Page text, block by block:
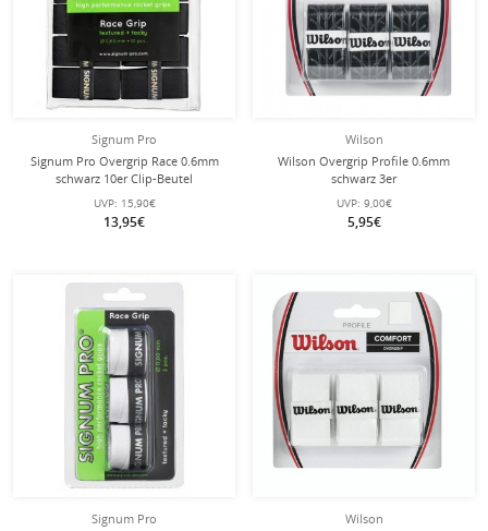
Signum Pro
Signum Pro Overgrip Race 0.6mm
schwarz 10er Clip-Beutel
UVP: 15,90€
13,95€
Wilson
Wilson Overgrip Profile 0.6mm
schwarz 3er
UVP: 9,00€
5,95€
Signum Pro
Wilson